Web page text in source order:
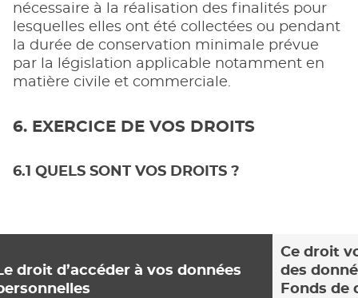
nécessaire à la réalisation des finalités pour
lesquelles elles ont été collectées ou pendant
la durée de conservation minimale prévue
par la législation applicable notamment en
matière civile et commerciale.
6. EXERCICE DE VOS DROITS
6.1 QUELS SONT VOS DROITS ?
droit d’accéder à vos données
Ce droit
des
Fonds de